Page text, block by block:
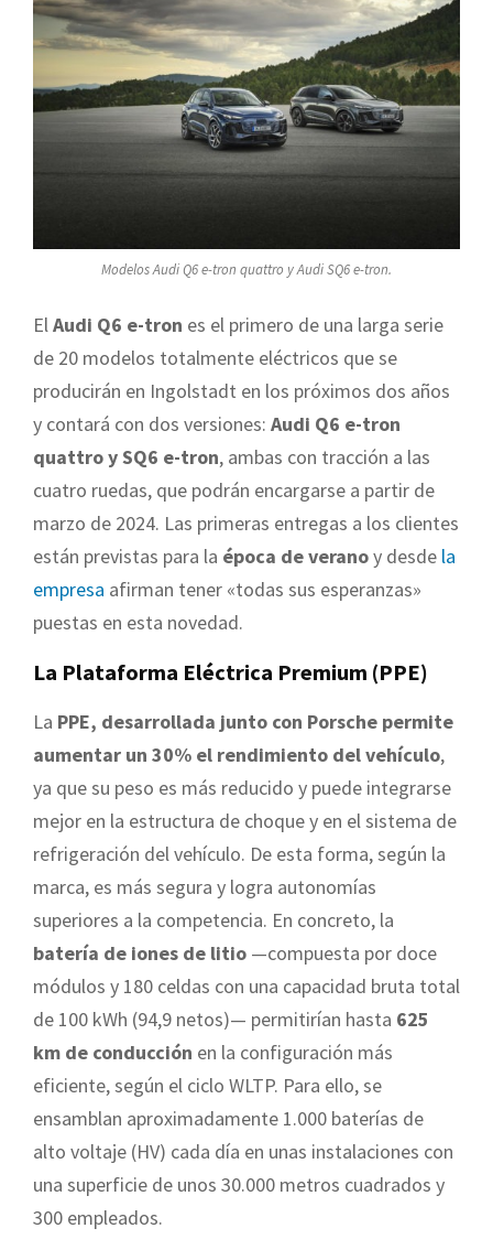
Modelos Audi Q6 e-tron quattro y Audi SQ6 e-tron.
ElAudi Q6 e-tron es el primero de una larga serie
de 20 modelos totalmente eléctricos que se
producirán en Ingolstadt en los próximos dos años
y contará con dos versiones: Audi Q6 e-tron
quattro y SQ6 e-tron, ambas con tracción a las
cuatro ruedas, que podrán encargarse a partir de
marzo de 2024. Las primeras entregas a los clientes
están previstas para la época de veranoy desde la
empresa afirman tener «todas sus esperanzas»
puestas en esta novedad.
La Plataforma Eléctrica Premium (PPE)
La PPE, desarrollada junto con Porsche permite
aumentar un 30% el rendimiento del vehículo,
ya que su peso es más reducido y puede integrarse
mejor en la estructura de choque y en el sistema de
refrigeración del vehículo. De esta forma, según la
marca, es más segura y logra autonomías
superiores a la competencia. En concreto, la
batería de iones de litio —compuesta por doce
módulos y 180 celdas con una capacidad bruta total
de 100 kWh (94,9 netos)— permitirían hasta 625
km de conducción en la configuración más
eficiente, según el ciclo WLTP. Para ello, se
ensamblan aproximadamente 1.000 baterías de
alto voltaje (HV) cada día en unas instalaciones con
una superficie de unos 30.000 metros cuadrados y
300 empleados.